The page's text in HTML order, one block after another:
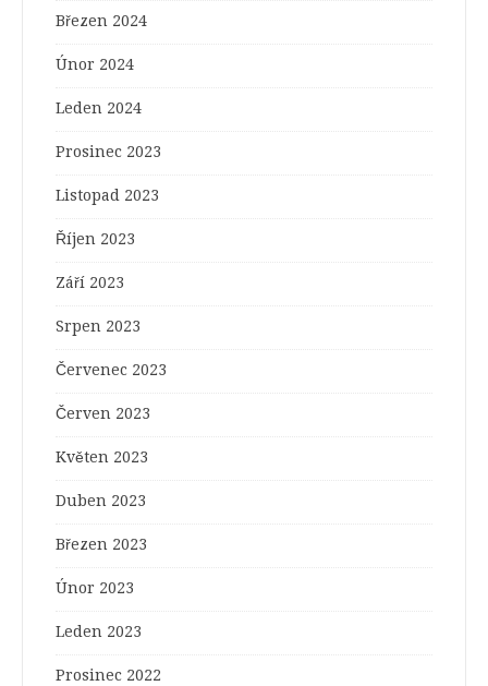
Březen 2024
Únor 2024
Leden 2024
Prosinec 2023
Listopad 2023
Říjen 2023
Září 2023
Srpen 2023
Červenec 2023
Červen 2023
Květen 2023
Duben 2023
Březen 2023
Únor 2023
Leden 2023
Prosinec 2022